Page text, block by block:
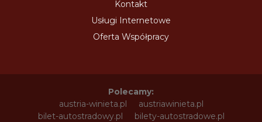
Kontakt
Usługi Internetowe
Oferta Współpracy
Polecamy:
austria-winieta.pl
austriawinieta.pl
bilet-autostradowy.pl
bilety-autostradowe.pl